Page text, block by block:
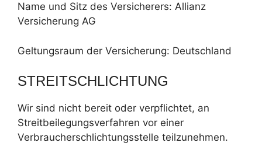
Name und Sitz des Versicherers: Allianz
Versicherung AG
Geltungsraum der Versicherung: Deutschland
STREITSCHLICHTUNG
Wir sind nicht bereit oder verpflichtet, an
Streitbeilegungsverfahren vor einer
Verbraucherschlichtungsstelle teilzunehmen.